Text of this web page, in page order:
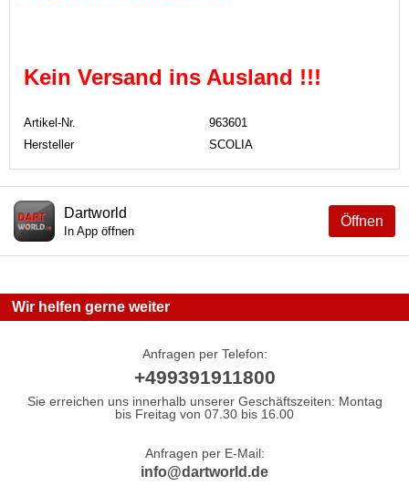
Kein Versand ins Ausland !!!
Artikel-Nr.
963601
Hersteller
SCOLIA
Öffnen
Dartworld
In App öffnen
Wir helfen gerne weiter
Anfragen per Telefon:
+499391911800
Sie erreichen uns innerhalb unserer Geschäftszeiten: Montag
bis Freitag von 07.30 bis 16.00
Anfragen per E-Mail:
info@dartworld.de